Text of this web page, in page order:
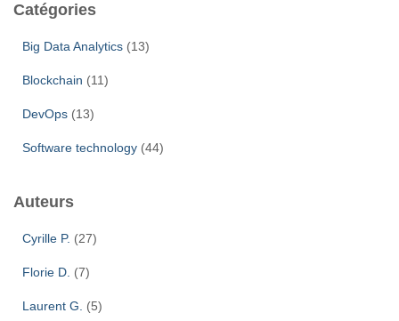
rCatégories
Big Data Analytics (13)
Blockchain (11)
DevOps (13)
Software technology (44)
Auteurs
Cyrille P. (27)
Florie D. (7)
Laurent G. (5)